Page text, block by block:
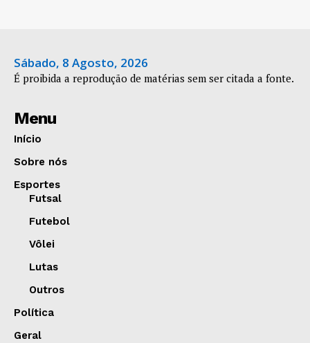
Sábado, 8 Agosto, 2026
É proibida a reprodução de matérias sem ser citada a fonte.
Menu
Início
Sobre nós
Esportes
Futsal
Futebol
Vôlei
Lutas
Outros
Política
Geral